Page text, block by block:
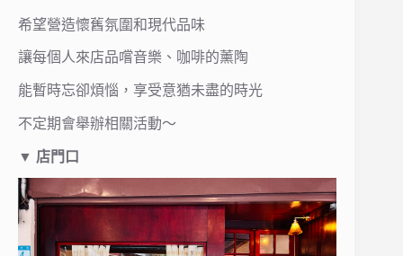
希望營造懷舊氛圍和現代品味
讓每個人來店品嚐音樂、咖啡的薰陶
能暫時忘卻煩惱，享受意猶未盡的時光
不定期會舉辦相關活動～
▼ 店門口